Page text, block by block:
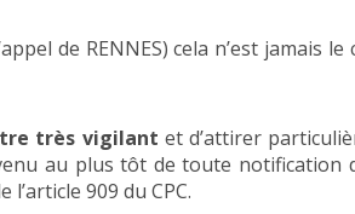
de RENNES) cela n’est jamais
très vigilant et d’attirer
au plus tôt de toute
909 du CPC.